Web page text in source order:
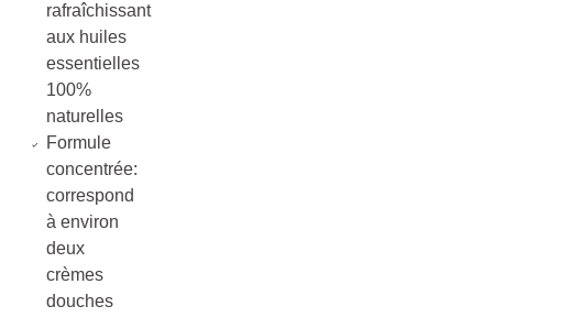
rafraîchissant
aux huiles
essentielles
100%
naturelles
Formule
concentrée:
correspond
à environ
deux
crèmes
douches